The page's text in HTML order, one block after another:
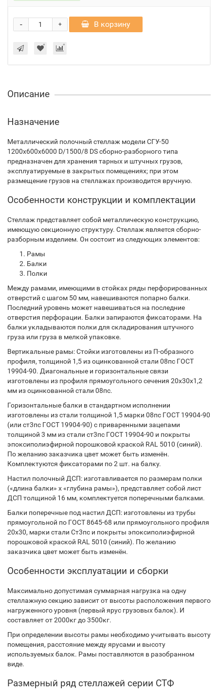
+
- В корзину
Описание
Назначение
Металлический полочный стеллаж модели СГУ-50
1200х600х6000 D/1500/8 DS сборно-разборного типа
предназначен для хранения тарных и штучных грузов,
эксплуатируемые в закрытых помещениях; при этом
размещение грузов на стеллажах производится вручную.
Особенности конструкции и комплектации
Стеллаж представляет собой металлическую конструкцию,
имеющую секционную структуру. Стеллаж является сборно-
разборным изделием. Он состоит из следующих элементов:
Рамы
Балки
Полки
Между рамами, имеющими в стойках ряды перфорированных
отверстий с шагом 50 мм, навешиваются попарно балки.
Последний уровень может навешиваться на последние
отверстия перфорации. Балки запираются фиксаторами. На
балки укладываются полки для складирования штучного
груза или груза в мелкой упаковке.
Вертикальные рамы: Стойки изготовлены из П-образного
профиля, толщиной 1,5 из оцинкованной стали 08пс ГОСТ
19904-90. Диагональные и горизонтальные связи
изготовлены из профиля прямоугольного сечения 20х30х1,2
мм из оцинкованной стали 08пс.
Горизонтальные балки в стандартном исполнении
изготовлены из стали толщиной 1,5 марки 08пс ГОСТ 19904-90
(или ст3пс ГОСТ 19904-90) с приваренными зацепами
толщиной 3 мм из стали ст3пс ГОСТ 19904-90 и покрыты
эпоксиполиэфирной порошковой краской RAL 5010 (синий).
По желанию заказчика цвет может быть изменён.
Комплектуются фиксаторами по 2 шт. на балку.
Настил полочный ДСП: изготавливается по размерам полки
(«длина балки» х «глубина рамы»), представляет собой лист
ДСП толщиной 16 мм, комплектуется поперечными балками.
Балки поперечные под настил ДСП: изготовлены из трубы
прямоугольной по ГОСТ 8645-68 или прямоугольного профиля
20х30, марки стали Ст3пс и покрыты эпоксиполиэфирной
порошковой краской RAL 5010 (синий). По желанию
заказчика цвет может быть изменён.
Особенности эксплуатации и сборки
Максимально допустимая суммарная нагрузка на одну
стеллажную секцию зависит от высоты расположения первого
нагруженного уровня (первый ярус грузовых балок). И
составляет от 2000кг до 3500кг.
При определении высоты рамы необходимо учитывать высоту
помещения, расстояние между ярусами и высоту
используемых балок. Рамы поставляются в разобранном
виде.
Размерный ряд стеллажей серии СТФ